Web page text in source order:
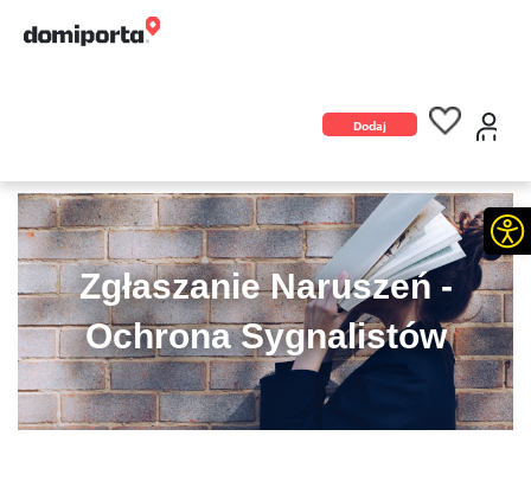
Dodaj
Zgłaszanie Naruszeń -
Ochrona Sygnalistów